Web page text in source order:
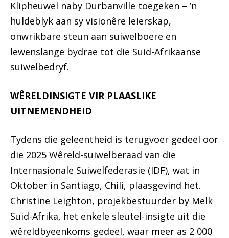
Klipheuwel naby Durbanville toegeken – ’n
huldeblyk aan sy visionêre leierskap,
onwrikbare steun aan suiwelboere en
lewenslange bydrae tot die Suid-Afrikaanse
suiwelbedryf.
WÊRELDINSIGTE VIR PLAASLIKE
UITNEMENDHEID
Tydens die geleentheid is terugvoer gedeel oor
die 2025 Wêreld-suiwelberaad van die
Internasionale Suiwelfederasie (IDF), wat in
Oktober in Santiago, Chili, plaasgevind het.
Christine Leighton, projekbestuurder by Melk
Suid-Afrika, het enkele sleutel-insigte uit die
wêreldbyeenkoms gedeel, waar meer as 2 000